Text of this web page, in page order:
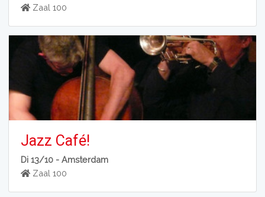
Zaal 100
Jazz Café!
Di 13/10 -Amsterdam
Zaal 100